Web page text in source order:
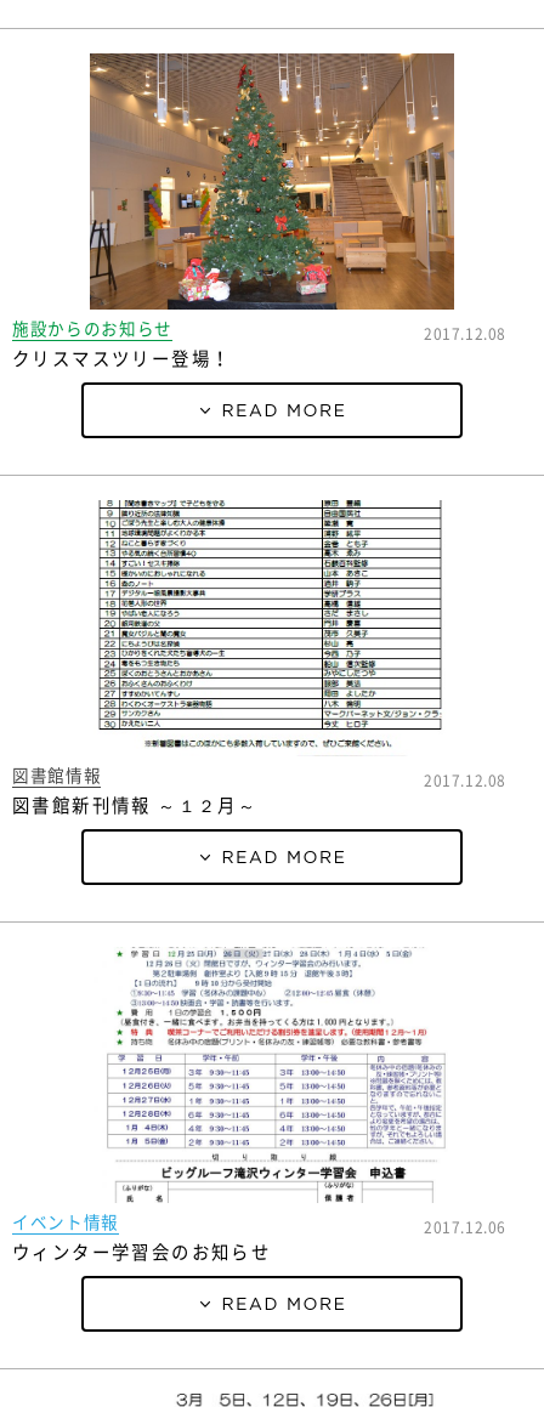
施設からのお知らせ 2017.12.08
クリスマスツリー登場！
図書館情報 2017.12.08
図書館新刊情報 ～１２月～
イベント情報 2017.12.06
ウィンター学習会のお知らせ